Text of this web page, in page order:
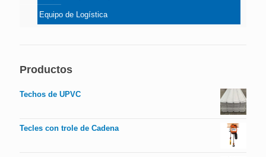
Equipo de Logística
Productos
Techos de UPVC
Tecles con trole de Cadena